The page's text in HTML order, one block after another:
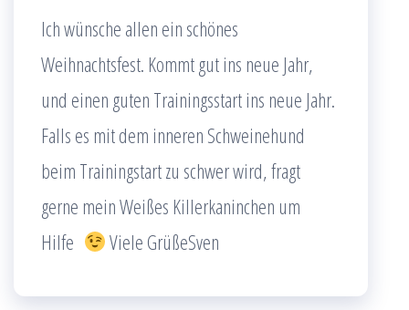
Ich wünsche allen ein schönes
Weihnachtsfest. Kommt gut ins neue Jahr,
und einen guten Trainingsstart ins neue Jahr.
Falls es mit dem inneren Schweinehund
beim Trainingstart zu schwer wird, fragt
gerne mein Weißes Killerkaninchen um
Hilfe
Viele GrüßeSven